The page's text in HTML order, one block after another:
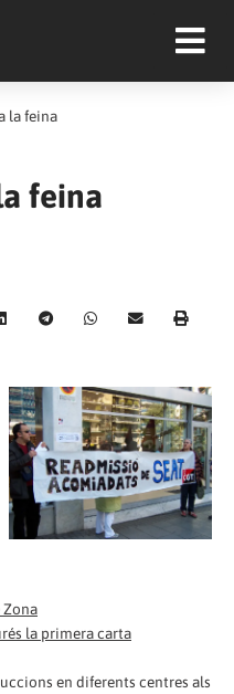
la feina
feina
Zona
la primera carta
en diferents centres als